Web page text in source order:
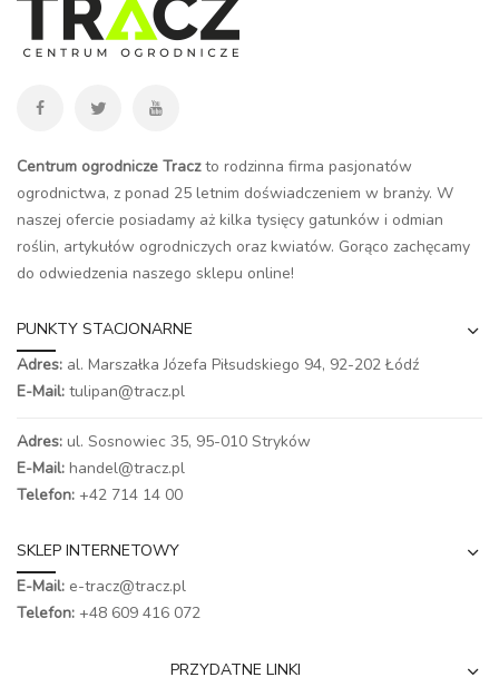
Centrum ogrodnicze Traczto rodzinna firma pasjonatów
ogrodnictwa, z ponad 25 letnim doświadczeniem w branży. W
naszej ofercie posiadamy aż kilka tysięcy gatunków i odmian
roślin, artykułów ogrodniczych oraz kwiatów. Gorąco zachęcamy
do odwiedzenia naszego sklepu online!
PUNKTY STACJONARNE
Adres: al. Marszałka Józefa Piłsudskiego 94, 92-202 Łódź
E-Mail: tulipan@tracz.pl
Adres: ul. Sosnowiec 35, 95-010 Stryków
E-Mail: handel@tracz.pl
Telefon: +42 714 14 00
SKLEP INTERNETOWY
E-Mail: e-tracz@tracz.pl
Telefon: +48 609 416 072
PRZYDATNE LINKI